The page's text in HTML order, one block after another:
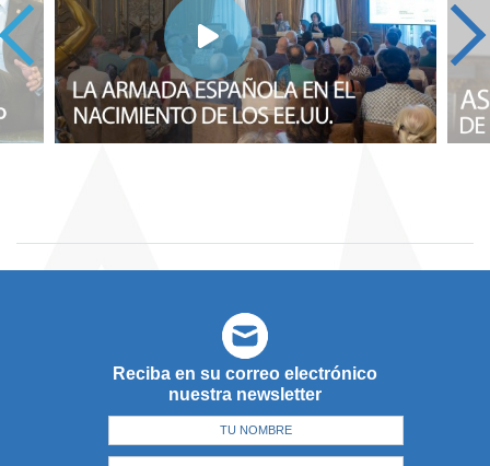
Reciba en su correo electrónico
nuestra newsletter